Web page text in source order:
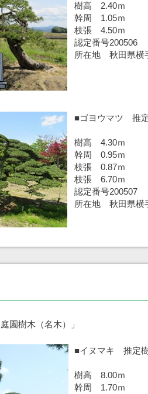
樹高 2.40ｍ
幹周 1.05ｍ
枝張 4.50ｍ
認定番号200506
所在地 秋田県横
■ゴヨウマツ 推
樹高 4.30ｍ
幹周 0.95ｍ
枝張 0.87ｍ
枝張 6.70ｍ
認定番号200507
所在地 秋田県横
園樹木（名木）」
■イヌマキ 推定
樹高 8.00ｍ
幹周 1.70ｍ